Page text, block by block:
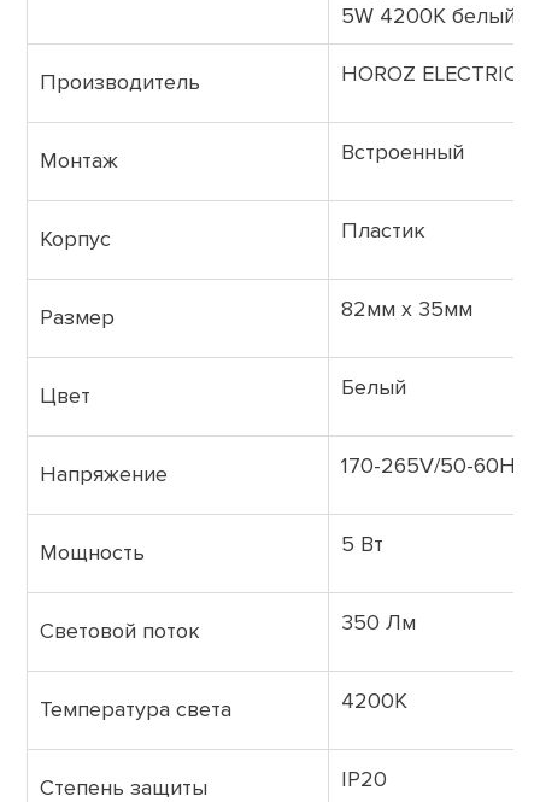
5W 4200K белый
Производитель HOROZ ELECTRIC
Монтаж Встроенный
Корпус Пластик
Размер 82мм х 35мм
Цвет Белый
Напряжение 170-265V/50-60Hz
Мощность 5 Вт
Световой поток 350 Лм
Температура света 4200K
Степень защиты IP20